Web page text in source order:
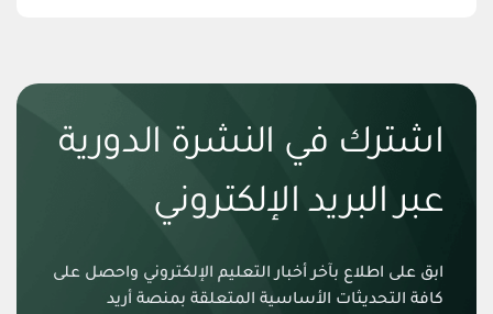
اشترك في النشرة الدورية
عبر البريد الإلكتروني
ابق على اطلاع بآخر أخبار التعليم الإلكتروني واحصل على
كافة التحديثات الأساسية المتعلقة بمنصة أريد